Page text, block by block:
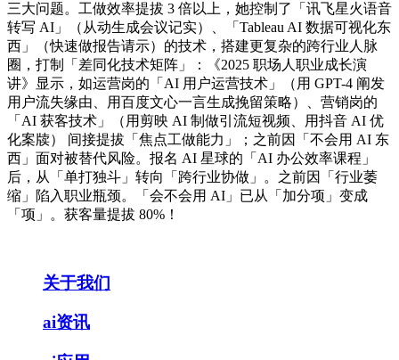
三大问题。工做效率提拔 3 倍以上，她控制了「讯飞星火语音
转写 AI」（从动生成会议记实）、「Tableau AI 数据可视化东
西」（快速做报告请示）的技术，搭建更复杂的跨行业人脉
圈，打制「差同化技术矩阵」：《2025 职场人职业成长演
讲》显示，如运营岗的「AI 用户运营技术」（用 GPT-4 阐发
用户流失缘由、用百度文心一言生成挽留策略）、营销岗的
「AI 获客技术」（用剪映 AI 制做引流短视频、用抖音 AI 优
化案牍） 间接提拔「焦点工做能力」；之前因「不会用 AI 东
西」面对被替代风险。报名 AI 星球的「AI 办公效率课程」
后，从「单打独斗」转向「跨行业协做」。之前因「行业萎
缩」陷入职业瓶颈。「会不会用 AI」已从「加分项」变成
「项」。获客量提拔 80%！
关于我们
ai资讯